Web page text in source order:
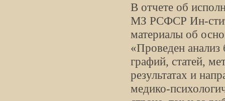
В отчете об
МЗ РСФСР Ин-
материалы об
«Проведен
графий, статей,
результатах и
медико-